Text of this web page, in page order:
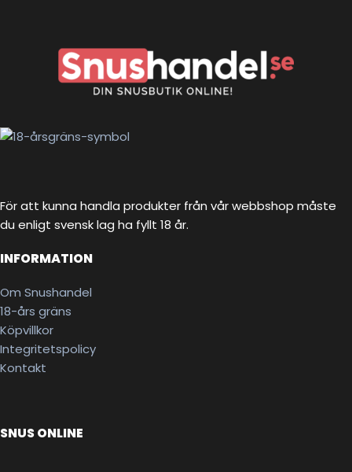
För att kunna handla produkter från vår webbshop måste
du enligt svensk lag ha fyllt 18 år.
INFORMATION
Om Snushandel
18-års gräns
Köpvillkor
Integritetspolicy
Kontakt
SNUS ONLINE